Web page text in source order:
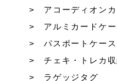
アコーディオン
アルミカードケー
パスポートケース
チェキ・トレカ
ラゲッジタグ